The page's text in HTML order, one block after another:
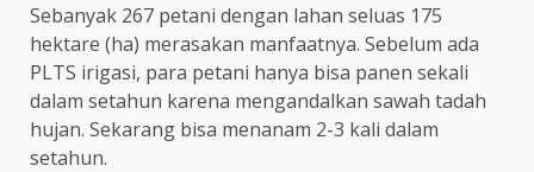
Sebanyak 267 petani dengan lahan seluas 175
hektare (ha) merasakan manfaatnya. Sebelum ada
PLTS irigasi, para petani hanya bisa panen sekali
dalam setahun karena mengandalkan sawah tadah
hujan. Sekarang bisa menanam 2-3 kali dalam
setahun.